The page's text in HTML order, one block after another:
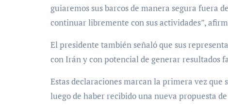
guiaremos sus barcos de manera segura fuera
continuar libremente con sus actividades”,
El presidente también señaló que sus
con Irán y con potencial de generar resultados
Estas declaraciones marcan la primera vez que
luego de haber recibido una nueva propuesta